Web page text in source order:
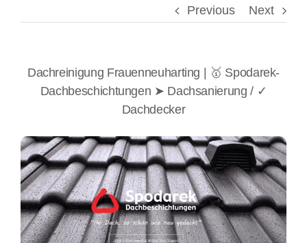
Previous Next
Dachreinigung Frauenneuharting | 🥇 Spodarek-
Dachbeschichtungen ➤ Dachsanierung / ✓
Dachdecker